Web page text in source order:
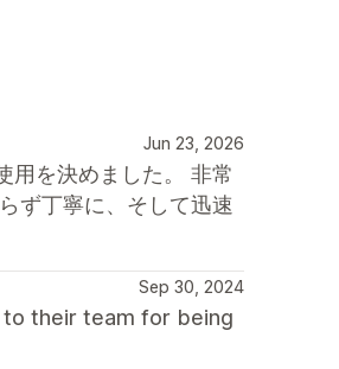
Jun 23, 2026
用を決めました。 非常
ず丁寧に、そして迅速
Sep 30, 2024
their team for being